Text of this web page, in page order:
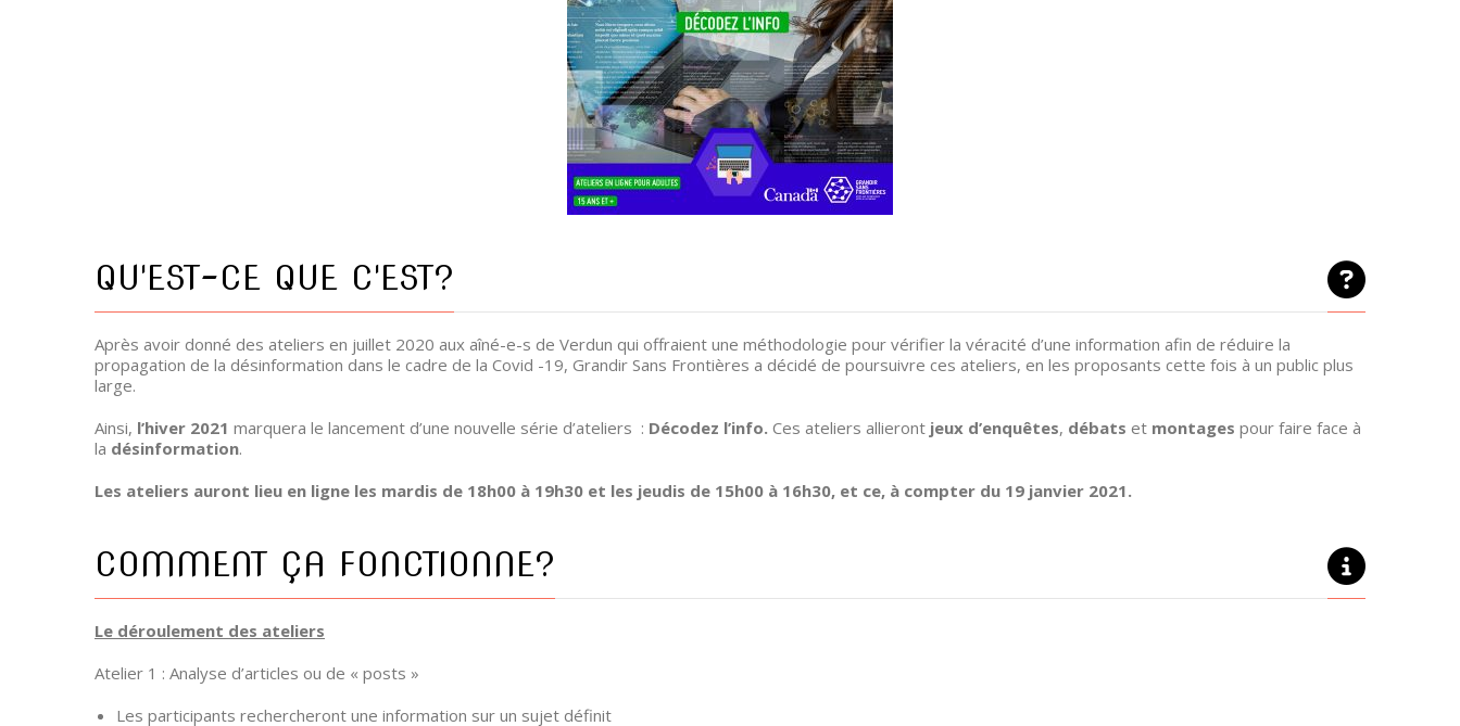
QU'EST-CE QUE C'EST?
Après avoir donné des ateliers en juillet 2020 aux aîné-e-s de Verdun qui offraient une méthodologie pour vérifier la véracité d’une information afin de réduire la
propagation de la désinformation dans le cadre de la Covid -19, Grandir Sans Frontières a décidé de poursuivre ces ateliers, en les proposants cette fois à un public plus
large.
Ainsi, l’hiver 2021 marquera le lancement d’une nouvelle série d’ateliers : Décodez l’info. Ces ateliers allieront jeux d’enquêtes, débats et montages pour faire face à
la désinformation.
Les ateliers auront lieu en ligne les mardis de 18h00 à 19h30 et les jeudis de 15h00 à 16h30, et ce, à compter du 19 janvier 2021.
COMMENT ÇA FONCTIONNE?
Le déroulement des ateliers
Atelier 1 : Analyse d’articles ou de « posts »
Les participants rechercheront une information sur un sujet définit